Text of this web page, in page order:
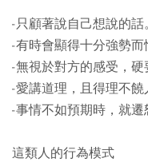
-只顧著說自己想說的話。
-有時會顯得十分強勢而
-無視於對方的感受，硬
-愛講道理，且得理不饒
-事情不如預期時，就遷
這類人的行為模式